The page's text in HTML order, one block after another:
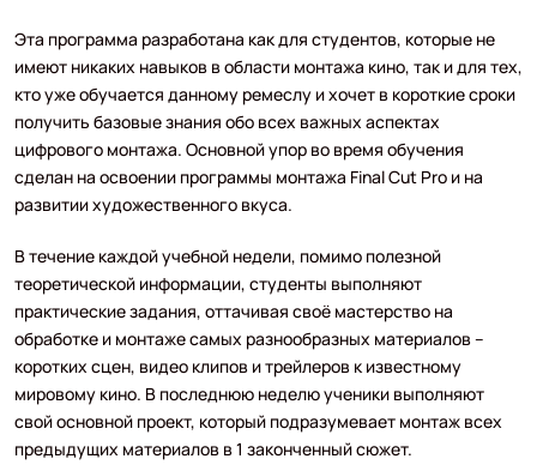
Эта программа разработана как для студентов, которые не
имеют никаких навыков в области монтажа кино, так и для тех,
кто уже обучается данному ремеслу и хочет в короткие сроки
получить базовые знания обо всех важных аспектах
цифрового монтажа. Основной упор во время обучения
сделан на освоении программы монтажа Final Cut Pro и на
развитии художественного вкуса.
В течение каждой учебной недели, помимо полезной
теоретической информации, студенты выполняют
практические задания, оттачивая своё мастерство на
обработке и монтаже самых разнообразных материалов –
коротких сцен, видео клипов и трейлеров к известному
мировому кино. В последнюю неделю ученики выполняют
свой основной проект, который подразумевает монтаж всех
предыдущих материалов в 1 законченный сюжет.